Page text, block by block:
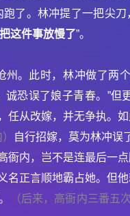
跑了。林冲提了一把尖
把这件事放慢了”。
。 此时，林冲做了两个
诚恐误了娘子青春。”但
从改嫁，并无争执。
自行招嫁，莫为林冲误
内，岂不是连最后一
名正言顺地霸占她。但
（后来，高衙内三番五